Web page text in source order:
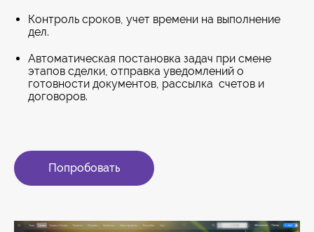
Контроль сроков, учет времени на выполнение
дел.
Автоматическая постановка задач при смене
этапов сделки, отправка уведомлений о
готовности документов, рассылка счетов и
договоров.
Попробовать